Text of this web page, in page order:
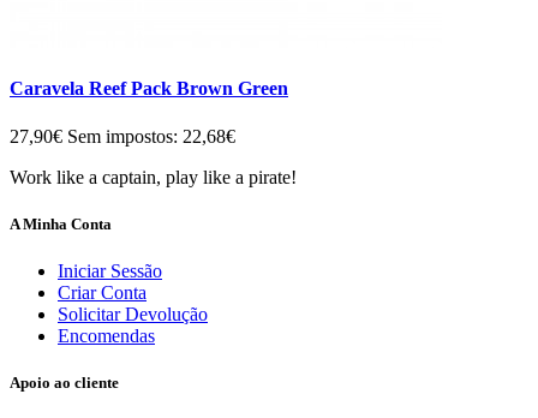
Caravela Reef Pack Brown Green
27,90€ Sem impostos: 22,68€
Work like a captain, play like a pirate!
A Minha Conta
Iniciar Sessão
Criar Conta
Solicitar Devolução
Encomendas
Apoio ao cliente